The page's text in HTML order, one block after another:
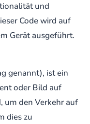
und
Code wird auf
Gerät ausgeführt.
genannt), ist ein
oder Bild auf
um den Verkehr auf
dies zu